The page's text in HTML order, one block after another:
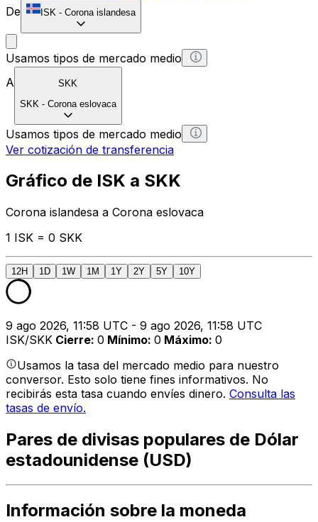
De
ISK - Corona islandesa
Usamos tipos de mercado medio
A
SKK
SKK - Corona eslovaca
Usamos tipos de mercado medio
Ver cotización de transferencia
Gráfico de ISK a SKK
Corona islandesa a Corona eslovaca
1 ISK = 0 SKK
12H 1D 1W 1M 1Y 2Y 5Y 10Y
9 ago 2026, 11:58 UTC - 9 ago 2026, 11:58 UTC
ISK/SKK Cierre: 0 Mínimo: 0 Máximo: 0
Usamos la tasa del mercado medio para nuestro
conversor. Esto solo tiene fines informativos. No
recibirás esta tasa cuando envíes dinero. Consulta las
tasas de envío.
Pares de divisas populares de Dólar
estadounidense (USD)
Información sobre la moneda